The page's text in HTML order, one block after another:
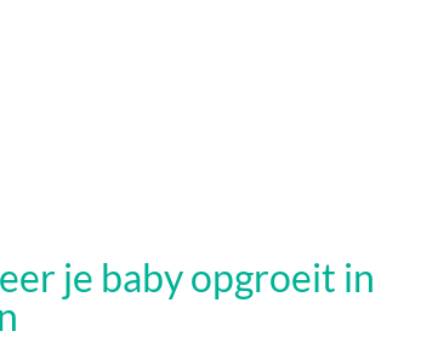
je baby opgroeit in